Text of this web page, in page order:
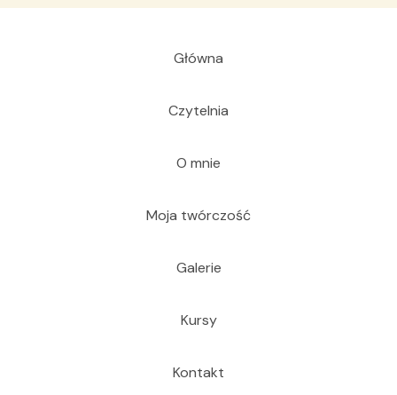
Główna
Czytelnia
O mnie
Moja twórczość
Galerie
Kursy
Kontakt